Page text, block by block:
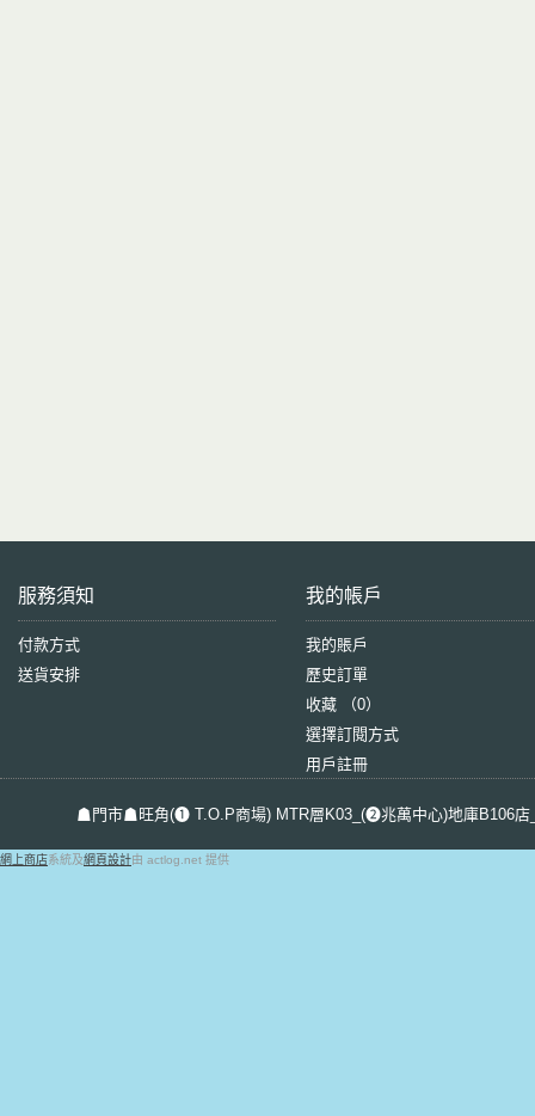
服務須知
付款方式
送貨安排
我的帳戶
我的賬戶
歷史訂單
收藏 （0）
選擇訂閱方式
用戶註冊
☗門市☗旺角(❶ T.O.P商場) MTR層K03_(❷兆萬中心)地庫B106
網上商店系統及網頁設計由 actlog.net 提供